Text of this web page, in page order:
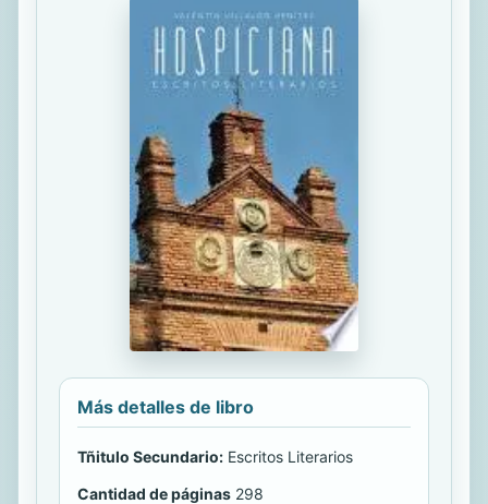
Más detalles de libro
Tñitulo Secundario: Escritos Literarios
Cantidad de páginas 298